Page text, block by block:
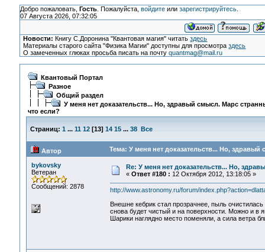
Добро пожаловать, Гость. Пожалуйста, войдитеили зарегистрируйтесь.
07 Августа 2026, 07:32:05
Новости: Книгу С.Доронина "Квантовая магия" читатьздесь
Материалы старого сайта "Физика Магии" доступны для просмотраздесь
О замеченных глюках просьба писать на почтуquantmag@mail.ru
Квантовый Портал
Разное
Общий раздел
У меня нет доказательств... Но, здравый смысл. Марс
что если?
Страниц: 1 ... 11 12[13] 14 15 ... 38 Все
Автор Тема: У меня нет доказательств... Но,
bykovsky
Ветеран
Сообщений: 2878
Re: У меня нет доказательств... Но,
« Ответ #180 : 12 Октября 2012, 13:18:05 »
http://www.astronomy.ru/forum/
Внешне кебрик стал прозрачнее, пыль
снова будет чистый и на поверхности. Можно и в
Шарики наглядно место поменяли, а сила ветра